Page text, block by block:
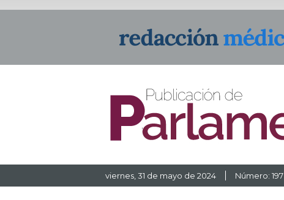
viernes, 31 de mayo de 2024 Número: 197